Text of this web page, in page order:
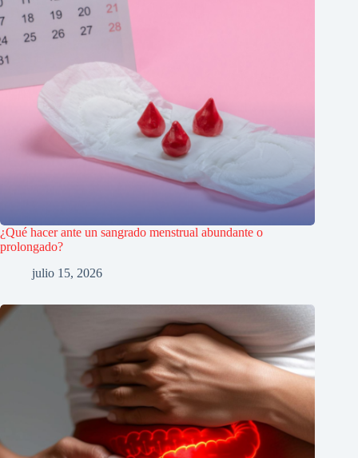
¿Qué hacer ante un sangrado menstrual abundante o
prolongado?
julio 15, 2026